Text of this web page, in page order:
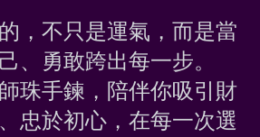
，不只是運氣，而是當
、勇敢跨出每一步。
珠手鍊，陪伴你吸引財
忠於初心，在每一次選